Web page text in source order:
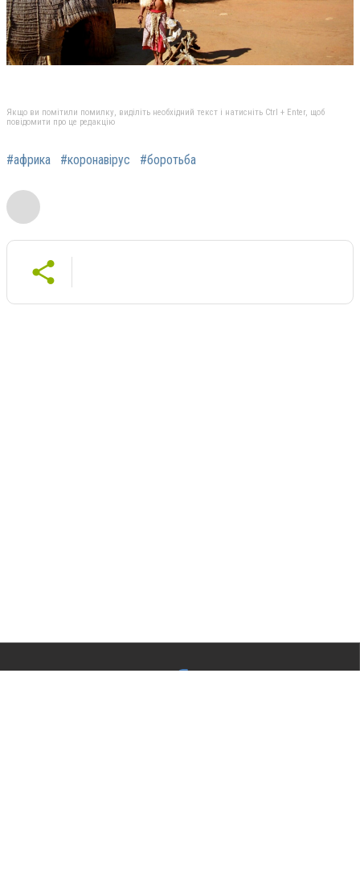
Якщо ви помітили помилку, виділіть необхідний текст і натисніть Ctrl + Enter, щоб
повідомити про це редакцію
#африка #коронавірус #боротьба